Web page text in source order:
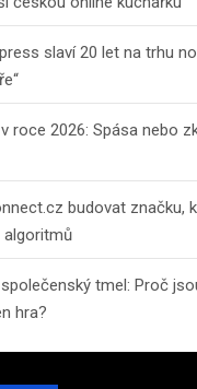
slaví 20 let na trhu
roce 2026: Spása nebo
budovat značku,
algoritmů
tmel: Proč
hra?